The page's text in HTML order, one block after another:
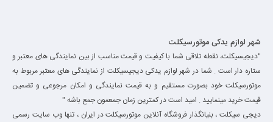
شهر لوازم یدکی موتورسیکلت
"دیجیسیکلت، نقطه تلاقی شما با کیفیت و قیمت مناسب از بین نمایندگی های معتبر و
ستاره دار است . شما در شهر لوازم یدکی دیجیسیکلت از نمایندگی های معتبر مربوط به
موتورسیکلت خود بصورت مستقیم و به قیمت نمایندگی و امکان مرجوعی و تضمین
قیمت خرید مینمایید . امید است در کمترین زمان جمعمون جمع باشه "
دیجی سیکلت ، بنیانگذار فروشگاه آنلاین موتورسیکلت در ایران ، تنها وب سایت رسمی